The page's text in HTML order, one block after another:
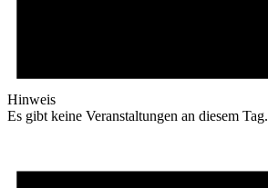
Hinweis
Es gibt keine Veranstaltungen an diesem Tag.